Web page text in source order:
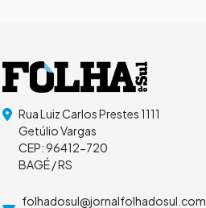
Rua Luiz Carlos Prestes 1111
Getúlio Vargas
CEP: 96412-720
BAGÉ / RS
folhadosul@jornalfolhadosul.com.